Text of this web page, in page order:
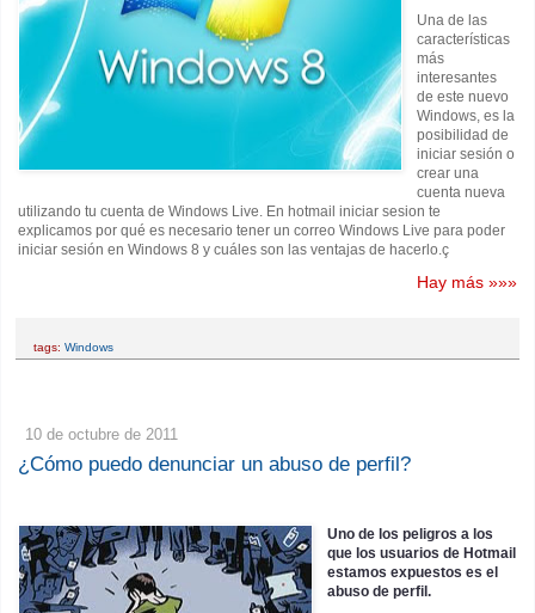
Una de las
características
más
interesantes
de este nuevo
Windows, es la
posibilidad de
iniciar sesión o
crear una
cuenta nueva
utilizando tu cuenta de Windows Live. En hotmail iniciar sesion te
explicamos por qué es necesario tener un correo Windows Live para poder
iniciar sesión en Windows 8 y cuáles son las ventajas de hacerlo.ç
Hay más »»»
tags: Windows
10 de octubre de 2011
¿Cómo puedo denunciar un abuso de perfil?
Uno de los peligros a los
que los usuarios de Hotmail
estamos expuestos es el
abuso de perfil.